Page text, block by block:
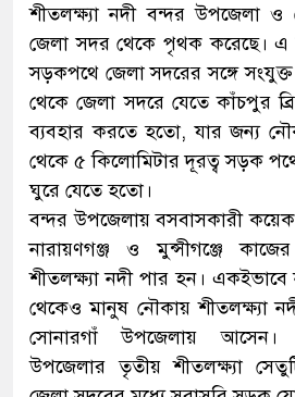
শীতলক্ষ্যা নদী বন্দর উপজেলা ও
জেলা সদর থেকে পৃথক করেছে। এ
সড়কপথে জেলা সদরের সঙ্গে
থেকে জেলা সদরে যেতে কাঁচপুর
ব্যবহার করতে হতো, যার জন্য
থেকে ৫ কিলোমিটার দূরত্ব সড়ক
ঘুরে যেতে হতো।
বন্দর উপজেলায় বসবাসকারী কয়েক
নারায়ণগঞ্জ ও মুন্সীগঞ্জে
শীতলক্ষ্যা নদী পার হন। একইভাবে
থেকেও মানুষ নৌকায় শীতলক্ষ্যা
সোনারগাঁ উপজেলায় আসেন।
উপজেলার তৃতীয় শীতলক্ষ্যা